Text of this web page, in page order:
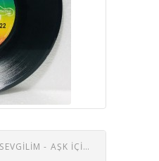
GÖNÜL AKDIKMEN - NEREDESIN SEVGILIM - AŞK IÇIN ÖLMELI 45 LIK PLAK